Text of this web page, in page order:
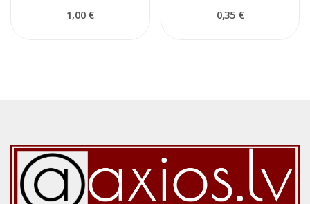
1,00 € 0,35 €